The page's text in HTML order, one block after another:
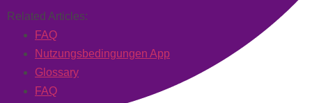
Related Articles:
FAQ
Nutzungsbedingungen App
Glossary
FAQ